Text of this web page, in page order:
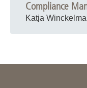
E-Mail:Compliance
Katja